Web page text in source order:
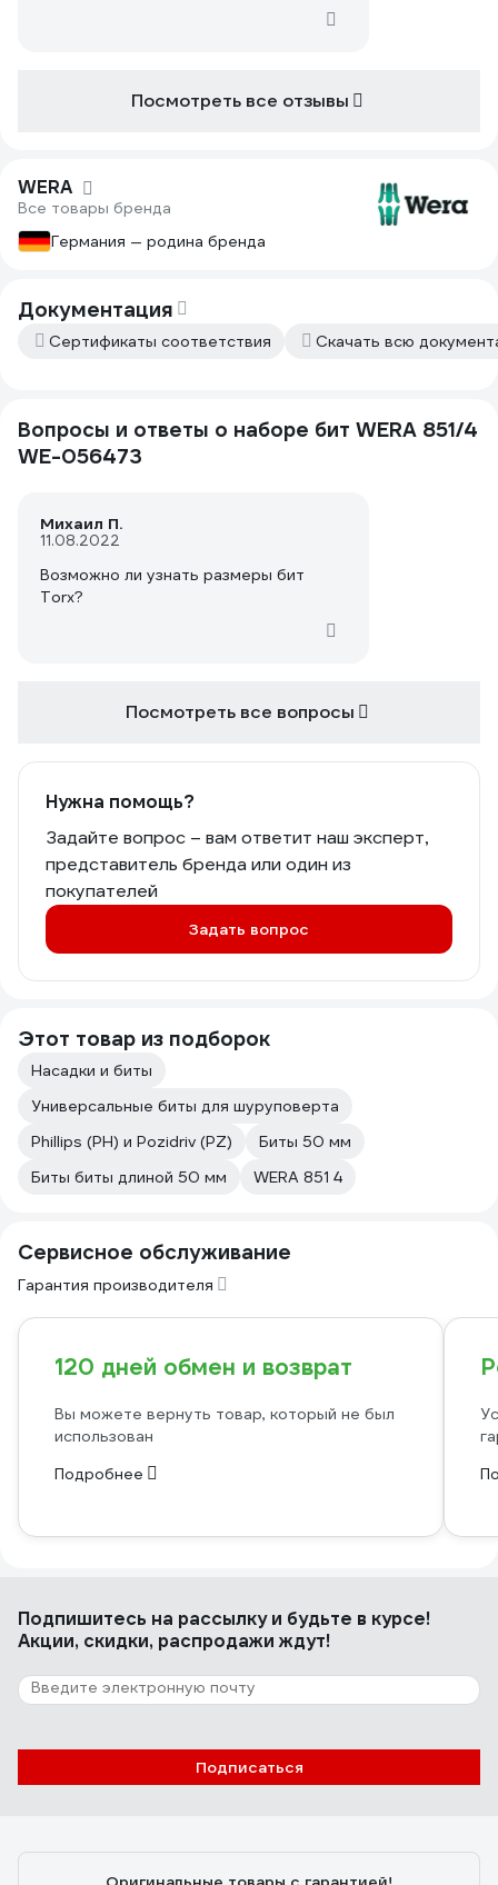
Посмотреть все отзывы
WERA
Все товары бренда
Германия — родина бренда
Документация
Сертификаты соответствия Скачать всю
Вопросы и ответы о наборе бит WERA 851/4
WE-056473
Михаил П.
11.08.2022
Возможно ли узнать размеры бит
Torx?
Посмотреть все вопросы
Нужна помощь?
Задайте вопрос – вам ответит наш эксперт,
представитель бренда или один из
покупателей
Задать вопрос
Этот товар из подборок
Насадки и биты
Универсальные биты для шуруповерта
Phillips (PH) и Pozidriv (PZ)
Биты 50 мм
Биты биты длиной 50 мм
WERA 851 4
Сервисное обслуживание
Гарантия производителя
120 дней обмен и возврат
Вы можете вернуть товар, который не был
использован
Подробнее
Подпишитесь на рассылкуи будьте в курсе!
Акции, скидки, распродажи ждут!
Подписаться